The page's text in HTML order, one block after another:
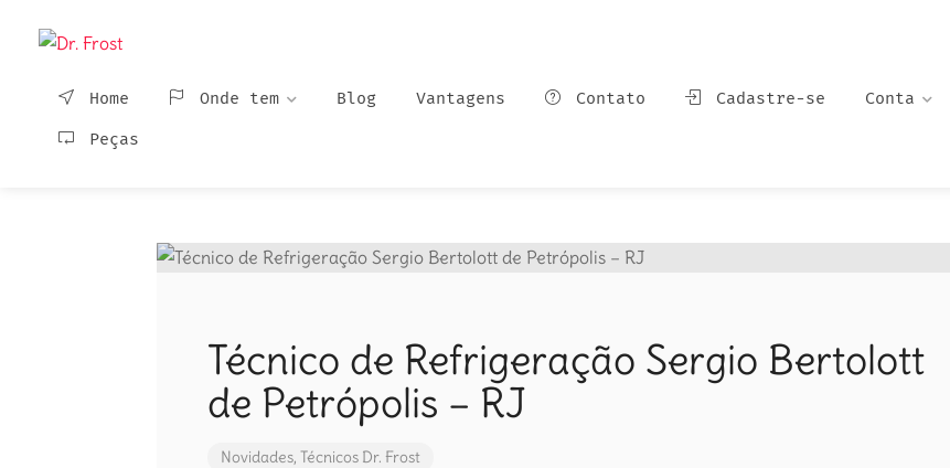
Home Onde tem Blog Vantagens Contato Cadastre-se Conta
Peças
Técnico de Refrigeração Sergio Bertolott
de Petrópolis – RJ
Novidades, Técnicos Dr. Frost